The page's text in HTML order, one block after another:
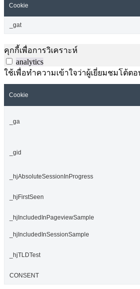
Cookie
_gat
คุกกี้เพื่อการวิเคราะห์
analytics
ใช้เพื่อทำความเข้าใจว่าผู้เยี่ยมชมโต้ต
Cookie
_ga
_gid
_hjAbsoluteSessionInProgress
_hjFirstSeen
_hjIncludedInPageviewSample
_hjIncludedInSessionSample
_hjTLDTest
CONSENT